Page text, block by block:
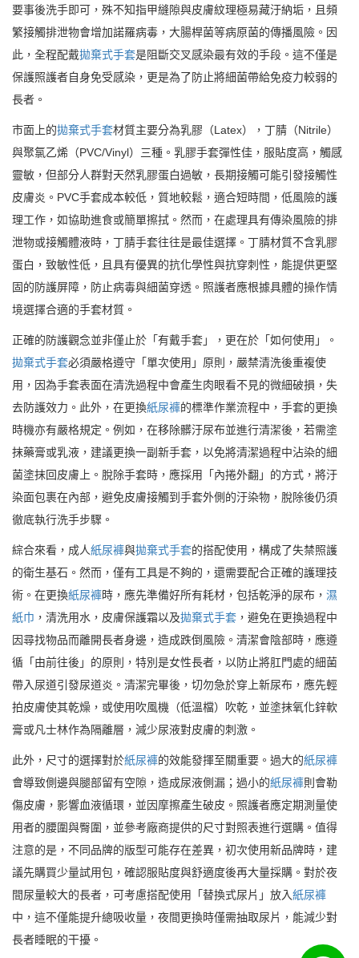
要事後洗手即可，殊不知指甲縫隙與皮膚紋理極易藏汙納垢，且頻
繁接觸排泄物會增加諾羅病毒，大腸桿菌等病原菌的傳播風險。因
此，全程配戴拋棄式手套是阻斷交叉感染最有效的手段。這不僅是
保護照護者自身免受感染，更是為了防止將細菌帶給免疫力較弱的
長者。
市面上的拋棄式手套材質主要分為乳膠（Latex），丁腈（Nitrile）
與聚氯乙烯（PVC/Vinyl）三種。乳膠手套彈性佳，服貼度高，觸感
靈敏，但部分人群對天然乳膠蛋白過敏，長期接觸可能引發接觸性
皮膚炎。PVC手套成本較低，質地較鬆，適合短時間，低風險的護
理工作，如協助進食或簡單擦拭。然而，在處理具有傳染風險的排
泄物或接觸體液時，丁腈手套往往是最佳選擇。丁腈材質不含乳膠
蛋白，致敏性低，且具有優異的抗化學性與抗穿刺性，能提供更堅
固的防護屏障，防止病毒與細菌穿透。照護者應根據具體的操作情
境選擇合適的手套材質。
正確的防護觀念並非僅止於「有戴手套」，更在於「如何使用」。
拋棄式手套必須嚴格遵守「單次使用」原則，嚴禁清洗後重複使
用，因為手套表面在清洗過程中會產生肉眼看不見的微細破損，失
去防護效力。此外，在更換紙尿褲的標準作業流程中，手套的更換
時機亦有嚴格規定。例如，在移除髒汙尿布並進行清潔後，若需塗
抹藥膏或乳液，建議更換一副新手套，以免將清潔過程中沾染的細
菌塗抹回皮膚上。脫除手套時，應採用「內捲外翻」的方式，將汙
染面包裹在內部，避免皮膚接觸到手套外側的汙染物，脫除後仍須
徹底執行洗手步驟。
綜合來看，成人紙尿褲與拋棄式手套的搭配使用，構成了失禁照護
的衛生基石。然而，僅有工具是不夠的，還需要配合正確的護理技
術。在更換紙尿褲時，應先準備好所有耗材，包括乾淨的尿布， 濕
紙巾 ，清洗用水，皮膚保護霜以及拋棄式手套 ，避免在更換過程中
因尋找物品而離開長者身邊，造成跌倒風險。清潔會陰部時，應遵
循「由前往後」的原則，特別是女性長者，以防止將肛門處的細菌
帶入尿道引發尿道炎。清潔完畢後，切勿急於穿上新尿布，應先輕
拍皮膚使其乾燥，或使用吹風機（低溫檔）吹乾，並塗抹氧化鋅軟
膏或凡士林作為隔離層，減少尿液對皮膚的刺激。
此外，尺寸的選擇對於紙尿褲的效能發揮至關重要。過大的紙尿褲
會導致側邊與腿部留有空隙，造成尿液側漏；過小的紙尿褲則會勒
傷皮膚，影響血液循環，並因摩擦產生破皮。照護者應定期測量使
用者的腰圍與臀圍，並參考廠商提供的尺寸對照表進行選購。值得
注意的是，不同品牌的版型可能存在差異，初次使用新品牌時，建
議先購買少量試用包，確認服貼度與舒適度後再大量採購。對於夜
間尿量較大的長者，可考慮搭配使用「替換式尿片」放入紙尿褲
中，這不僅能提升總吸收量，夜間更換時僅需抽取尿片，能減少對
長者睡眠的干擾。